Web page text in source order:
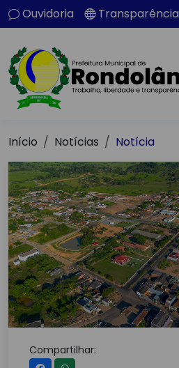
Ouvidoria Transparência
Início Notícias Notícia
Compartilhar: